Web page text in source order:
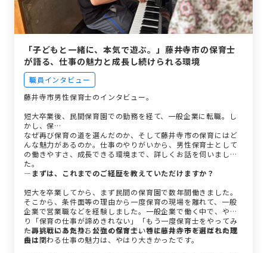
「子どもと一緒に、本気で遊ぶ。」藤井寺市の保育士
が語る、仕事の魅力と成長し続けられる環境
職員インタビュー
藤井寺市男性保育士のインタビュー。
短大卒業後、民間保育園での勤務を経て、一般企業に転職。し
かし、保…
なぜ再び保育の道を選んだのか、そして藤井寺市の保育にはど
んな魅力があるのか。仕事のやりがいから、男性保育士として
の働きやすさ、成長できる環境まで、詳しくお話を伺いまし
た。
―まずは、これまでのご経歴を教えていただけますか？
短大を卒業してから、まず民間の保育園で数年間働きました。
そこから、条件面等の理由から一度保育の現場を離れて、一般
企業で営業職などを経験しました。一般企業で働く中で、やは
り「保育の仕事が諦めきれない」「もう一度保育士をやってみ
たい」という気持ちが強くなっていきました。子どもたちの成
長に関わる仕事の魅力は、やはり大きかったです。
―再挑戦にあたり、公立の保育士、特に藤井寺市を選ばれた理
由は？